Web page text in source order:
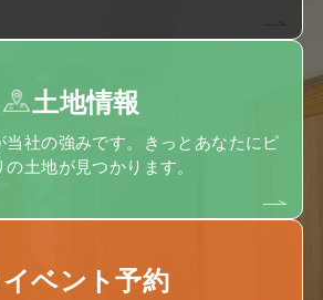
土地情報
社の強みです。きっとあなたにピ
の土地が見つかります。
イベント予約